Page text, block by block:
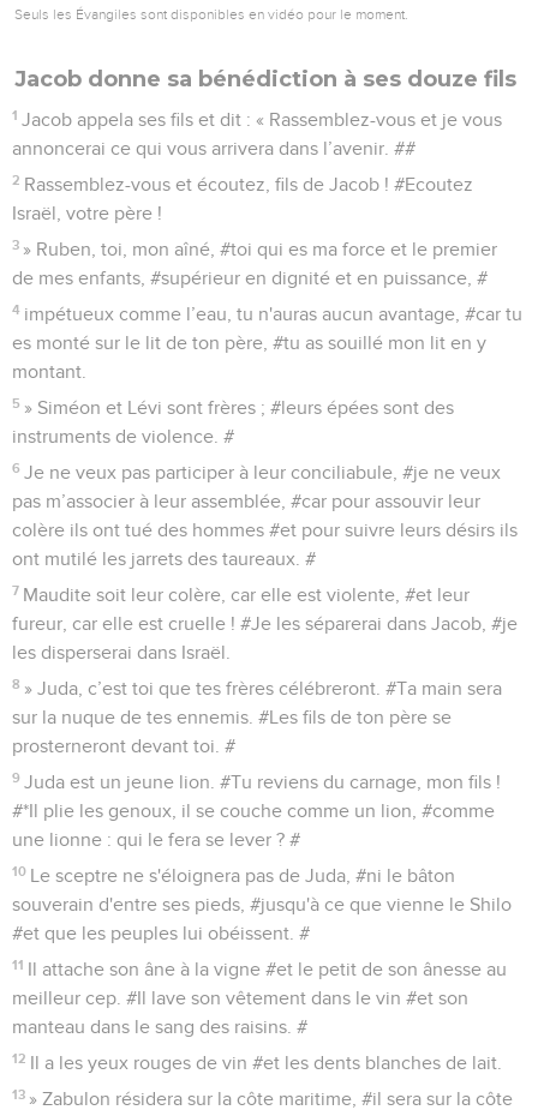
Seuls les Évangiles sont disponibles en vidéo pour le moment.
Jacob donne sa bénédiction à ses douze fils
1 Jacob appela ses fils et dit : « Rassemblez-vous et je vous
annoncerai ce qui vous arrivera dans l’avenir. ##
2 Rassemblez-vous et écoutez, fils de Jacob ! #Ecoutez
Israël, votre père !
3 » Ruben, toi, mon aîné, #toi qui es ma force et le premier
de mes enfants, #supérieur en dignité et en puissance, #
4 impétueux comme l’eau, tu n'auras aucun avantage, #car tu
es monté sur le lit de ton père, #tu as souillé mon lit en y
montant.
5 » Siméon et Lévi sont frères ; #leurs épées sont des
instruments de violence. #
6 Je ne veux pas participer à leur conciliabule, #je ne veux
pas m’associer à leur assemblée, #car pour assouvir leur
colère ils ont tué des hommes #et pour suivre leurs désirs ils
ont mutilé les jarrets des taureaux. #
7 Maudite soit leur colère, car elle est violente, #et leur
fureur, car elle est cruelle ! #Je les séparerai dans Jacob, #je
les disperserai dans Israël.
8 » Juda, c’est toi que tes frères célébreront. #Ta main sera
sur la nuque de tes ennemis. #Les fils de ton père se
prosterneront devant toi. #
9 Juda est un jeune lion. #Tu reviens du carnage, mon fils !
#*Il plie les genoux, il se couche comme un lion, #comme
une lionne : qui le fera se lever ? #
10 Le sceptre ne s'éloignera pas de Juda, #ni le bâton
souverain d'entre ses pieds, #jusqu'à ce que vienne le Shilo
#et que les peuples lui obéissent. #
11 Il attache son âne à la vigne #et le petit de son ânesse au
meilleur cep. #Il lave son vêtement dans le vin #et son
manteau dans le sang des raisins. #
12 Il a les yeux rouges de vin #et les dents blanches de lait.
13 » Zabulon résidera sur la côte maritime, #il sera sur la côte